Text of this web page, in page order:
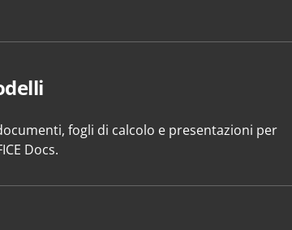
fogli di calcolo e presentazioni per
Docs.